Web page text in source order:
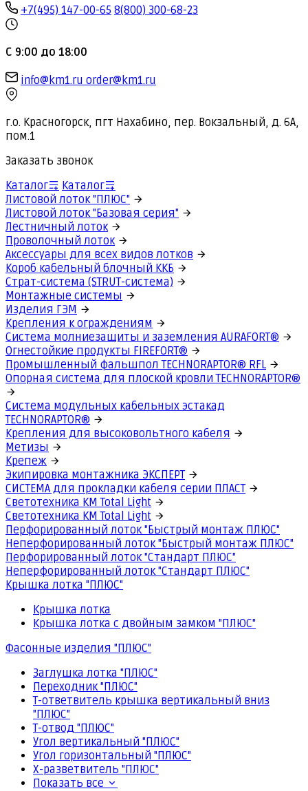
+7(495) 147-00-65 8(800) 300-68-23
С 9:00 до 18:00
info@km1.ru order@km1.ru
г.о. Красногорск, пгт Нахабино, пер. Вокзальный, д. 6А,
пом.1
Заказать звонок
Каталог
Каталог
Листовой лоток "ПЛЮС"
Листовой лоток "Базовая серия"
Лестничный лоток
Проволочный лоток
Аксессуары для всех видов лотков
Короб кабельный блочный ККБ
Страт-система (STRUT-система)
Монтажные системы
Изделия ГЭМ
Крепления к ограждениям
Система молниезащиты и заземления AURAFORT®
Огнестойкие продукты FIREFORT®
Промышленный фальшпол TECHNORAPTOR® RFL
Опорная система для плоской кровли TECHNORAPTOR®
Система модульных кабельных эстакад
TECHNORAPTOR®
Крепления для высоковольтного кабеля
Метизы
Крепеж
Экипировка монтажника ЭКСПЕРТ
СИСТЕМА для прокладки кабеля серии ПЛАСТ
Светотехника КМ Total Light
Светотехника КМ Total Light
Перфорированный лоток "Быстрый монтаж ПЛЮС"
Неперфорированный лоток "Быстрый монтаж ПЛЮС"
Перфорированный лоток "Стандарт ПЛЮС"
Неперфорированный лоток "Стандарт ПЛЮС"
Крышка лотка "ПЛЮС"
Крышка лотка
Крышка лотка с двойным замком "ПЛЮС"
Фасонные изделия "ПЛЮС"
Заглушка лотка "ПЛЮС"
Переходник "ПЛЮС"
Т-ответвитель крышка вертикальный вниз
"ПЛЮС"
Т-отвод "ПЛЮС"
Угол вертикальный "ПЛЮС"
Угол горизонтальный "ПЛЮС"
Х-разветвитель "ПЛЮС"
Показать все